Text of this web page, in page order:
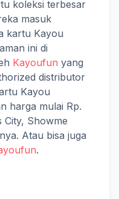
koleksi terbesar
masuk
kartu Kayou
ini di
Kayoufun yang
distributor
Kayou
harga mulai Rp.
City, Showme
Atau bisa juga
.